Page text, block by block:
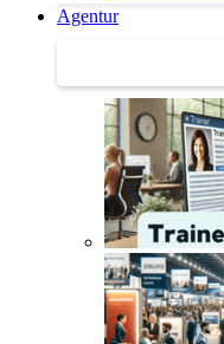
Agentur